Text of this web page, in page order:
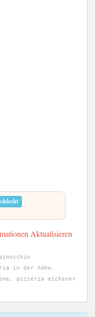
Aktualisieren
in der nähe,
pizzeria eickener